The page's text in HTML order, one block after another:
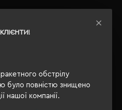
обстрілу
було повністю знищено
нашої компанії.
нам по телефону
із задоволенням
для Вас оптимальний